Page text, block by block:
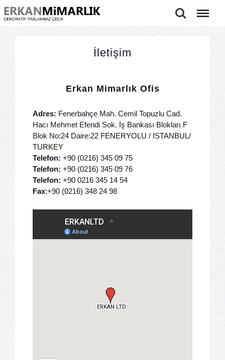
Ara Menu
İletişim
Erkan Mimarlık Ofis
Adres: Fenerbahçe Mah. Cemil Topuzlu Cad.
Hacı Mehmet Efendi Sok. İş Bankası Blokları F
Blok No:24 Daire:22 FENERYOLU / ISTANBUL/
TURKEY
Telefon: +90 (0216) 345 09 75
Telefon: +90 (0216) 345 09 76
Telefon: +90 0216 345 14 54
Fax:+90 (0216) 348 24 98